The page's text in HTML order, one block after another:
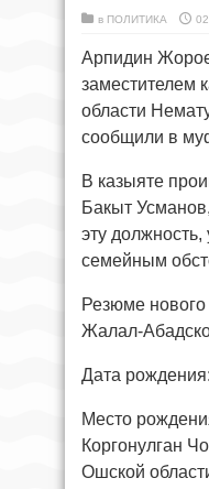
в ПОЛИТИКА
Арпидин
заместителем
области
сообщили в
В казыяте
Бакыт
эту
семейным
Резюме нового
Жалал-
Дата
Место
Коргонулган
Ошской